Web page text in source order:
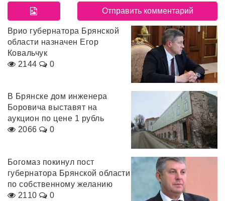
Врио губернатора Брянской
области назначен Егор
Ковальчук
2144
0
В Брянске дом инженера
Боровича выставят на
аукцион по цене 1 рубль
2066
0
Богомаз покинул пост
губернатора Брянской области
по собственному желанию
2110
0